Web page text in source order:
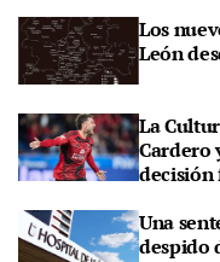
Los
León
La
Cardero
decisión
Una
despido